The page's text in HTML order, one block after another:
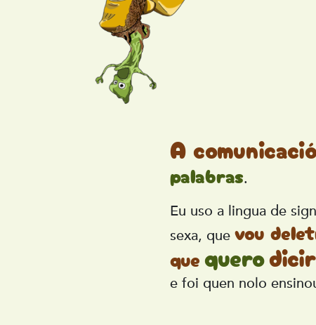
A
palabras.
Eu uso a lingua de
sexa, que vou
quequerodicir
e foi quen nolo